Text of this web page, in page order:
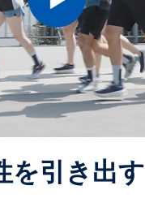
を引き出す